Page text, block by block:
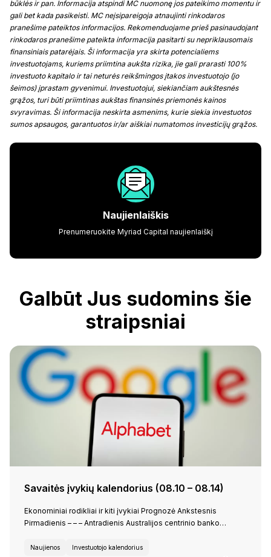
būklės ir pan. Informacija atspindi MC nuomonę jos pateikimo momentu ir
gali bet kada pasikeisti. MC neįsipareigoja atnaujinti rinkodaros
pranešime pateiktos informacijos. Rekomenduojame prieš pasinaudojant
rinkodaros pranešime pateikta informacija pasitarti su nepriklausomais
finansiniais patarėjais. Ši informacija yra skirta potencialiems
investuotojams, kuriems priimtina aukšta rizika, jie gali prarasti 100%
investuoto kapitalo ir tai neturės reikšmingos įtakos investuotojo (jo
šeimos) įprastam gyvenimui. Investuotojui, siekiančiam aukštesnės
grąžos, turi būti priimtinas aukštas finansinės priemonės kainos
svyravimas. Ši informacija neskirta asmenims, kurie siekia investuotos
sumos apsaugos, garantuotos ir/ar aiškiai numatomos investicijų grąžos.
Naujienlaiškis
Prenumeruokite Myriad Capital naujienlaiškį
Galbūt Jus sudomins šie
straipsniai
Savaitės įvykių kalendorius (08.10 – 08.14)
Ekonominiai rodikliai ir kiti įvykiai Prognozė Ankstesnis
Pirmadienis – – – Antradienis Australijos centrinio banko…
Naujienos
Investuotojo kalendorius